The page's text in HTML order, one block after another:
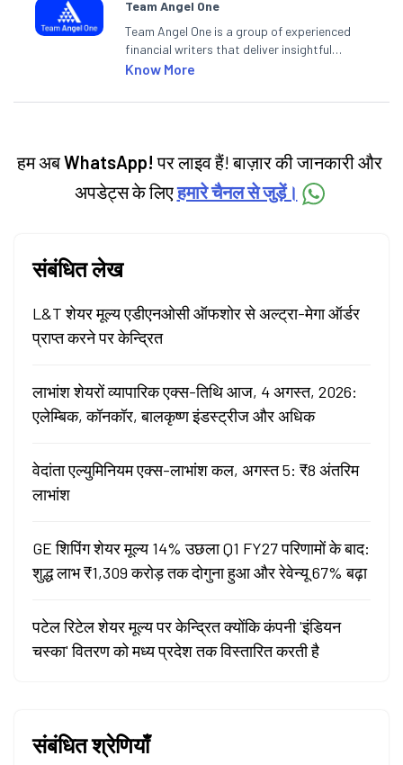
Team Angel One
Team Angel One is a group of experienced
financial writers that deliver insightful
articles on the stock market, IPO, economy,
categories.
Know More
हम अबWhatsApp! पर लाइव हैं! बाज़ार की जानकारी और
अपडेट्स के लिएहमारे चैनल से जुड़ें।
संबंधित लेख
L&T शेयर मूल्य एडीएनओसी ऑफशोर से अल्ट्रा-मेगा ऑर्डर
प्राप्त करने पर केन्द्रित
लाभांश शेयरों व्यापारिक एक्स-तिथि आज, 4 अगस्त, 2026:
एलेम्बिक, कॉनकॉर, बालकृष्ण इंडस्ट्रीज और अधिक
वेदांता एल्युमिनियम एक्स-लाभांश कल, अगस्त 5: ₹8 अंतरिम
लाभांश
GE शिपिंग शेयर मूल्य 14% उछला Q1 FY27 परिणामों के बाद:
शुद्ध लाभ ₹1,309 करोड़ तक दोगुना हुआ और रेवेन्यू 67% बढ़ा
पटेल रिटेल शेयर मूल्य पर केन्द्रित क्योंकि कंपनी 'इंडियन
चस्का' वितरण को मध्य प्रदेश तक विस्तारित करती है
संबंधित श्रेणियाँ